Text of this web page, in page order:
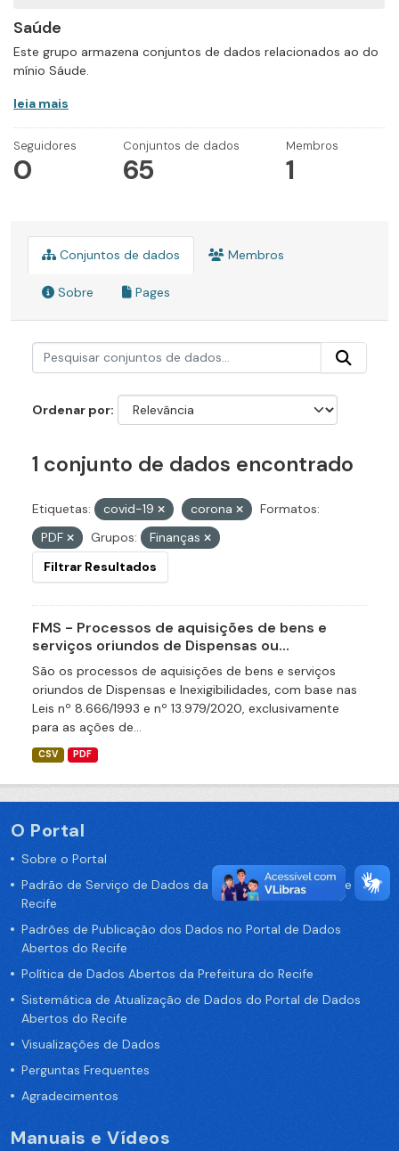
Saúde
Este grupo armazena conjuntos de dados relacionados ao do
mínio Sáude.
leia mais
Seguidores
0
Conjuntos de dados
65
Membros
1
Conjuntos de dados Membros
Sobre Pages
Ordenar por
1 conjunto de dados encontrado
Etiquetas: covid-19 corona
Formatos:
PDF
Grupos:
Finanças
Filtrar Resultados
FMS - Processos de aquisições de bens e
serviços oriundos de Dispensas ou...
São os processos de aquisições de bens e serviços
oriundos de Dispensas e Inexigibilidades, com base nas
Leis nº 8.666/1993 e nº 13.979/2020, exclusivamente
para as ações de...
CSV PDF
O Portal
Sobre o Portal
Padrão de Serviço de Dados da Prefeitura da Cidade de
Recife
Padrões de Publicação dos Dados no Portal de Dados
Abertos do Recife
Política de Dados Abertos da Prefeitura do Recife
Sistemática de Atualização de Dados do Portal de Dados
Abertos do Recife
Visualizações de Dados
Perguntas Frequentes
Agradecimentos
Manuais e Vídeos